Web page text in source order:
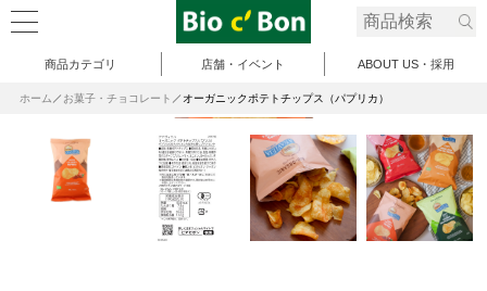
商品カテゴリ 店舗・イベント ABOUT US・採用
ホーム お菓子・チョコレート オーガニックポテトチップス（パプリカ）